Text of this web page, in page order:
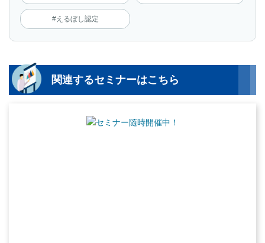
#えるぼし認定
関連するセミナーはこちら